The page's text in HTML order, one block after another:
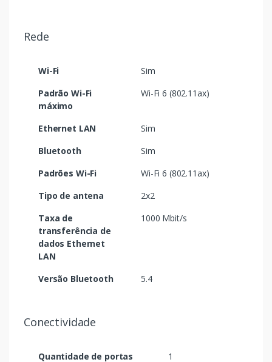
Rede
Wi-Fi
Sim
Padrão Wi-Fi
máximo
Wi-Fi 6 (802.11ax)
Ethernet LAN
Sim
Bluetooth
Sim
Padrões Wi-Fi
Wi-Fi 6 (802.11ax)
Tipo de antena
2x2
Taxa de
transferência de
dados Ethernet
LAN
1000 Mbit/s
Versão Bluetooth 5.4
Conectividade
Quantidade de portas
1